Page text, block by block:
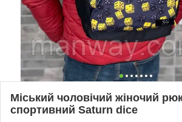
Міський чоловічий жіночий
спортивний Saturn dice